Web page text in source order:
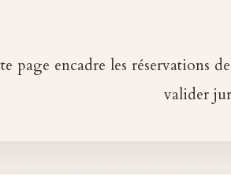
page encadre les réservations
valider